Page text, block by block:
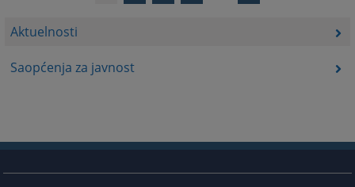
Aktuelnosti
Saopćenja za javnost